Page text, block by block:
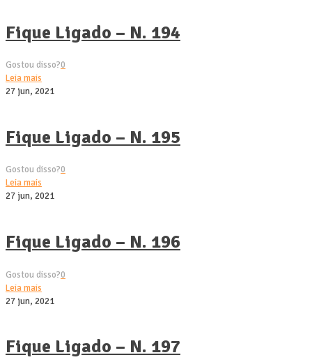
Fique Ligado – N. 194
Gostou disso?0
Leia mais
27 jun, 2021
Fique Ligado – N. 195
Gostou disso?0
Leia mais
27 jun, 2021
Fique Ligado – N. 196
Gostou disso?0
Leia mais
27 jun, 2021
Fique Ligado – N. 197